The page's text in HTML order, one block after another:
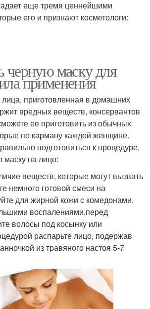
еще тремя ценнейшими
его и признают косметологи:
черную маску для
применения
приготовленная в домашних
вредных веществ, консервантов
ее приготовить из обычных
по карману каждой женщине.
подготовиться к процедуре,
маску на лицо:
веществ, которые могут вызвать
немного готовой смеси на
для жирной кожи с комедонами,
воспалениями,перед
волосы под косынку или
распарьте лицо, подержав
из травяного настоя 5-7